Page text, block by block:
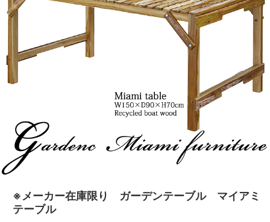
※メーカー在庫限り ガーデンテーブル マイアミ
テーブル